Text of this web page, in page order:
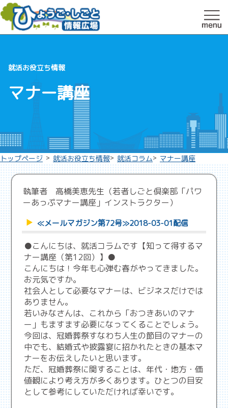
就活お役立ち情報
マナー講座
トップページ > 就活お役立ち情報> 就活コラム> マナー講座
執筆者 高橋美恵先生（若者しごと倶楽部「パワ
ーあっぷマナー講座」インストラクター）
≪メールマガジン第72号≫2018-03-01配信
●こんにちは、就活コラムです【知って得するマ
ナー講座（第12回）】●
こんにちは！今年も心弾む春がやってきました。
お元気ですか。
社会人として必要なマナーは、ビジネスだけでは
ありません。
若いみなさんは、これから「おつきあいのマナ
ー」もますます必要になってくることでしょう。
今回は、冠婚葬祭すなわち人生の節目のマナーの
中でも、結婚式や披露宴に招かれたときの基本マ
ナーをお伝えしたいと思います。
ただ、冠婚葬祭に関することは、年代・地方・価
値観により考え方が多くあります。ひとつの目安
として参考にしていただければ幸いです。